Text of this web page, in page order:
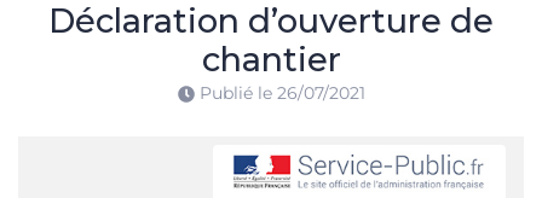
Déclaration d’ouverture de
chantier
Publié le 26/07/2021